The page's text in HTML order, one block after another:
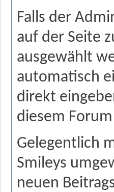
Falls der
auf der Seite
ausgewählt
automatisch
direkt
diesem
Gelegentlich
Smileys
neuen